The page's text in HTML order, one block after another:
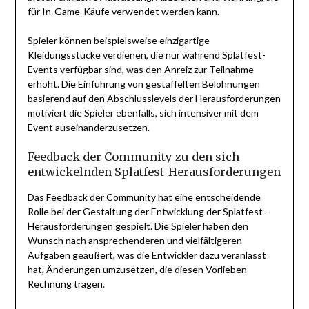
für In-Game-Käufe verwendet werden kann.
Spieler können beispielsweise einzigartige
Kleidungsstücke verdienen, die nur während Splatfest-
Events verfügbar sind, was den Anreiz zur Teilnahme
erhöht. Die Einführung von gestaffelten Belohnungen
basierend auf den Abschlusslevels der Herausforderungen
motiviert die Spieler ebenfalls, sich intensiver mit dem
Event auseinanderzusetzen.
Feedback der Community zu den sich
entwickelnden Splatfest-Herausforderungen
Das Feedback der Community hat eine entscheidende
Rolle bei der Gestaltung der Entwicklung der Splatfest-
Herausforderungen gespielt. Die Spieler haben den
Wunsch nach ansprechenderen und vielfältigeren
Aufgaben geäußert, was die Entwickler dazu veranlasst
hat, Änderungen umzusetzen, die diesen Vorlieben
Rechnung tragen.